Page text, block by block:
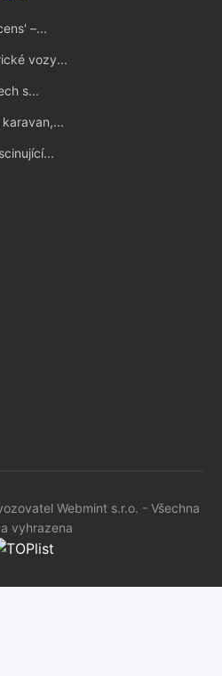
–...
vozy...
s...
Webmint s.r.o. - Všechna
vyhrazena